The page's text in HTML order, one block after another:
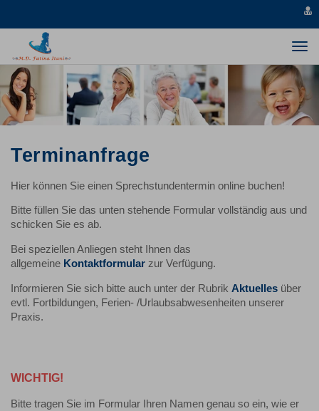
Terminanfrage
Hier können Sie einen Sprechstundentermin online buchen!
Bitte füllen Sie das unten stehende Formular vollständig aus und
schicken Sie es ab.
Bei speziellen Anliegen steht Ihnen das
allgemeine Kontaktformular zur Verfügung.
Informieren Sie sich bitte auch unter der Rubrik Aktuelles über
evtl. Fortbildungen, Ferien- /Urlaubsabwesenheiten unserer
Praxis.
WICHTIG!
Bitte tragen Sie im Formular Ihren Namen genau so ein, wie er